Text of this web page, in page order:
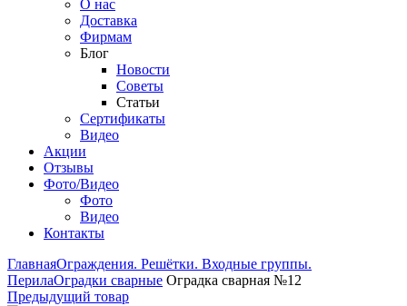
О нас
Доставка
Фирмам
Блог
Новости
Советы
Статьи
Сертификаты
Видео
Акции
Отзывы
Фото/Видео
Фото
Видео
Контакты
ГлавнаяОграждения. Решётки. Входные группы.
ПерилаОградки сварные Оградка сварная №12
Предыдущий товар